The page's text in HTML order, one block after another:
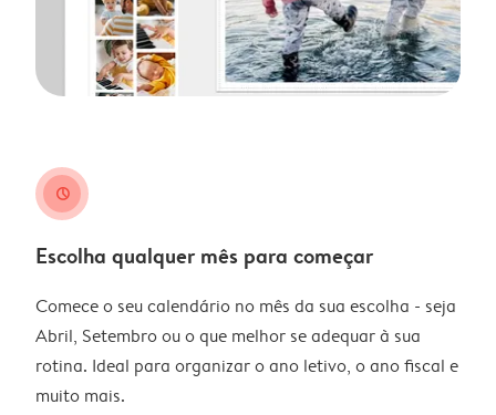
clock
Escolha qualquer mês para começar
Comece o seu calendário no mês da sua escolha - seja
Abril, Setembro ou o que melhor se adequar à sua
rotina. Ideal para organizar o ano letivo, o ano fiscal e
muito mais.